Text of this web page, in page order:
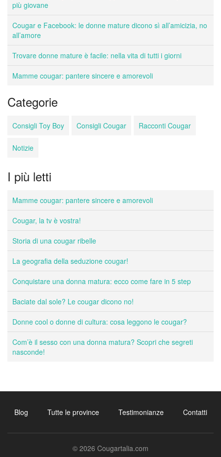
più giovane
Cougar e Facebook: le donne mature dicono sì all’amicizia, no
all’amore
Trovare donne mature è facile: nella vita di tutti i giorni
Mamme cougar: pantere sincere e amorevoli
Categorie
Consigli Toy Boy Consigli Cougar Racconti Cougar
Notizie
I più letti
Mamme cougar: pantere sincere e amorevoli
Cougar, la tv è vostra!
Storia di una cougar ribelle
La geografia della seduzione cougar!
Conquistare una donna matura: ecco come fare in 5 step
Baciate dal sole? Le cougar dicono no!
Donne cool o donne di cultura: cosa leggono le cougar?
Com’è il sesso con una donna matura? Scopri che segreti
nasconde!
Blog Tutte le province Testimonianze Contatti
© 2026 Cougartalia.com